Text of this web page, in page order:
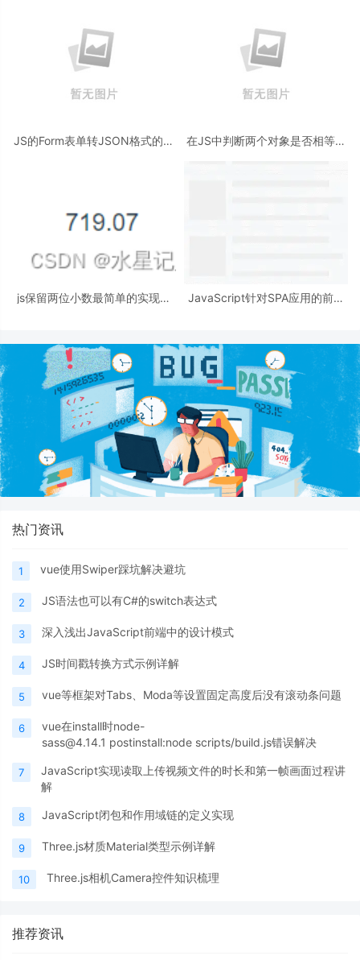
JS的Form表单转JSON格式的操
在JS中判断两个对象是否相等方
js保留两位小数最简单的实现方
JavaScript针对SPA应用的前端
热门资讯
1 vue使用Swiper踩坑解决避坑
2 JS语法也可以有C#的switch表达式
3 深入浅出JavaScript前端中的设计模式
4 JS时间戳转换方式示例详解
5 vue等框架对Tabs、Moda等设置固定高度后没有滚动条问题
6
vue在install时node-
sass@4.14.1 postinstall:node scripts/build.js错误解决
7
JavaScript实现读取上传视频文件的时长和第一帧画面过程讲
解
8 JavaScript闭包和作用域链的定义实现
9 Three.js材质Material类型示例详解
10 Three.js相机Camera控件知识梳理
推荐资讯